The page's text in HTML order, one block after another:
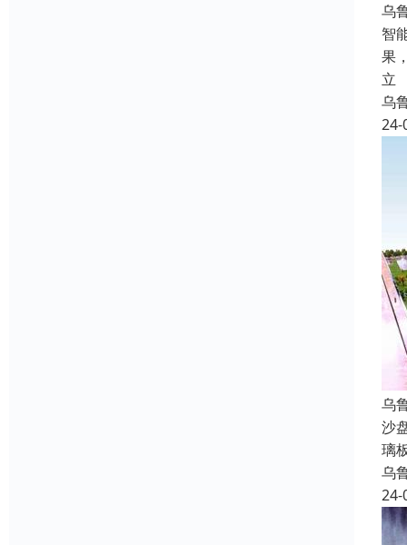
乌
智
果
立
乌
24-
乌
沙
璃
乌
24-